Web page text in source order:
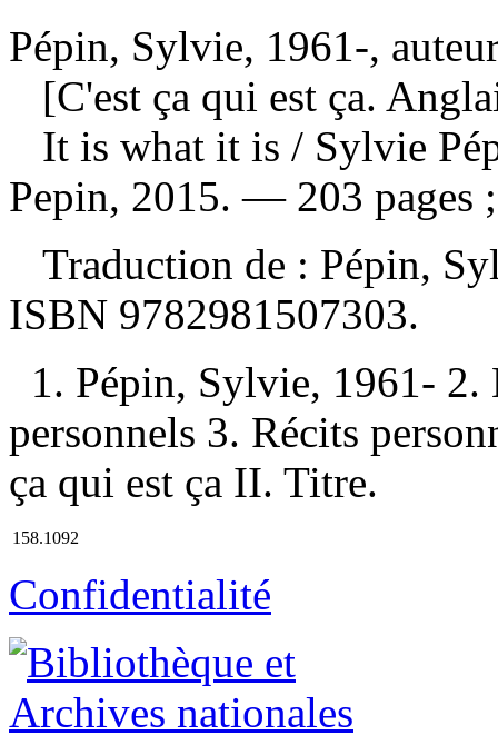
Pépin, Sylvie, 1961-,
[C'est ça qui est ça.
It is what it is / Sylvie
Pepin, 2015. — 203 pages
Traduction de : Pépin,
ISBN 9782981507303.
1. Pépin, Sylvie, 1961-
personnels 3. Récits
ça qui est ça II. Titre.
158.1092
Confidentialité